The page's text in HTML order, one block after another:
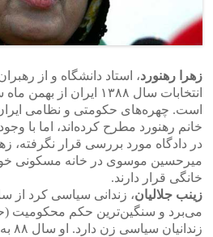
زهرا رهنورد، استاد دانشگاه و از
است. چهره‌های حکومتی و نظامی
خانم رهنورد مطرح کرده‌اند، اما با
در دادگاه مورد بررسی قرار نگرفته،
میرحسین موسوی در خانه مسکونی
خانگی قرار دارند.
زینب جلالیان
می‌برد و سنگین‌ترین حکم محکومیت